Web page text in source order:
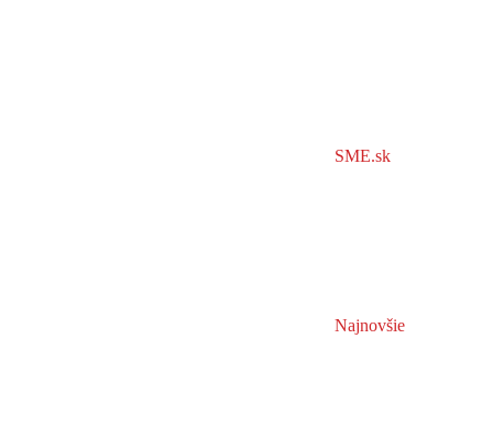
SME.sk
Najnovšie